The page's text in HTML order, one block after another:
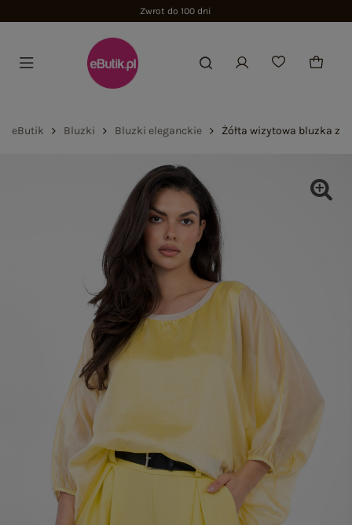
Zwrot do 100 dni
eButik Bluzki Bluzki eleganckie Żółta wizytowa bluzka z